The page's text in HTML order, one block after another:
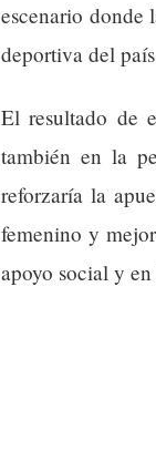
escenario donde
deportiva del
El resultado de
también en la
reforzaría la
femenino y
apoyo social y